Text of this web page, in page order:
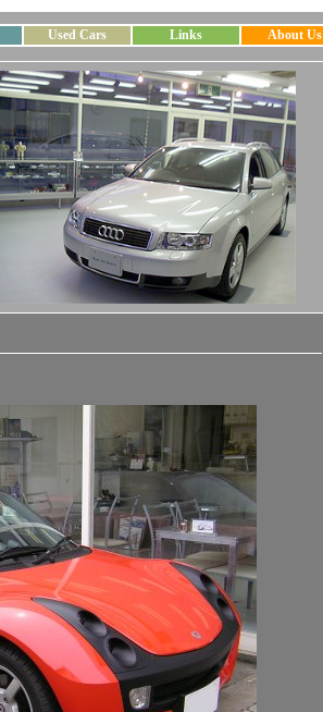
Used Cars Links About Us